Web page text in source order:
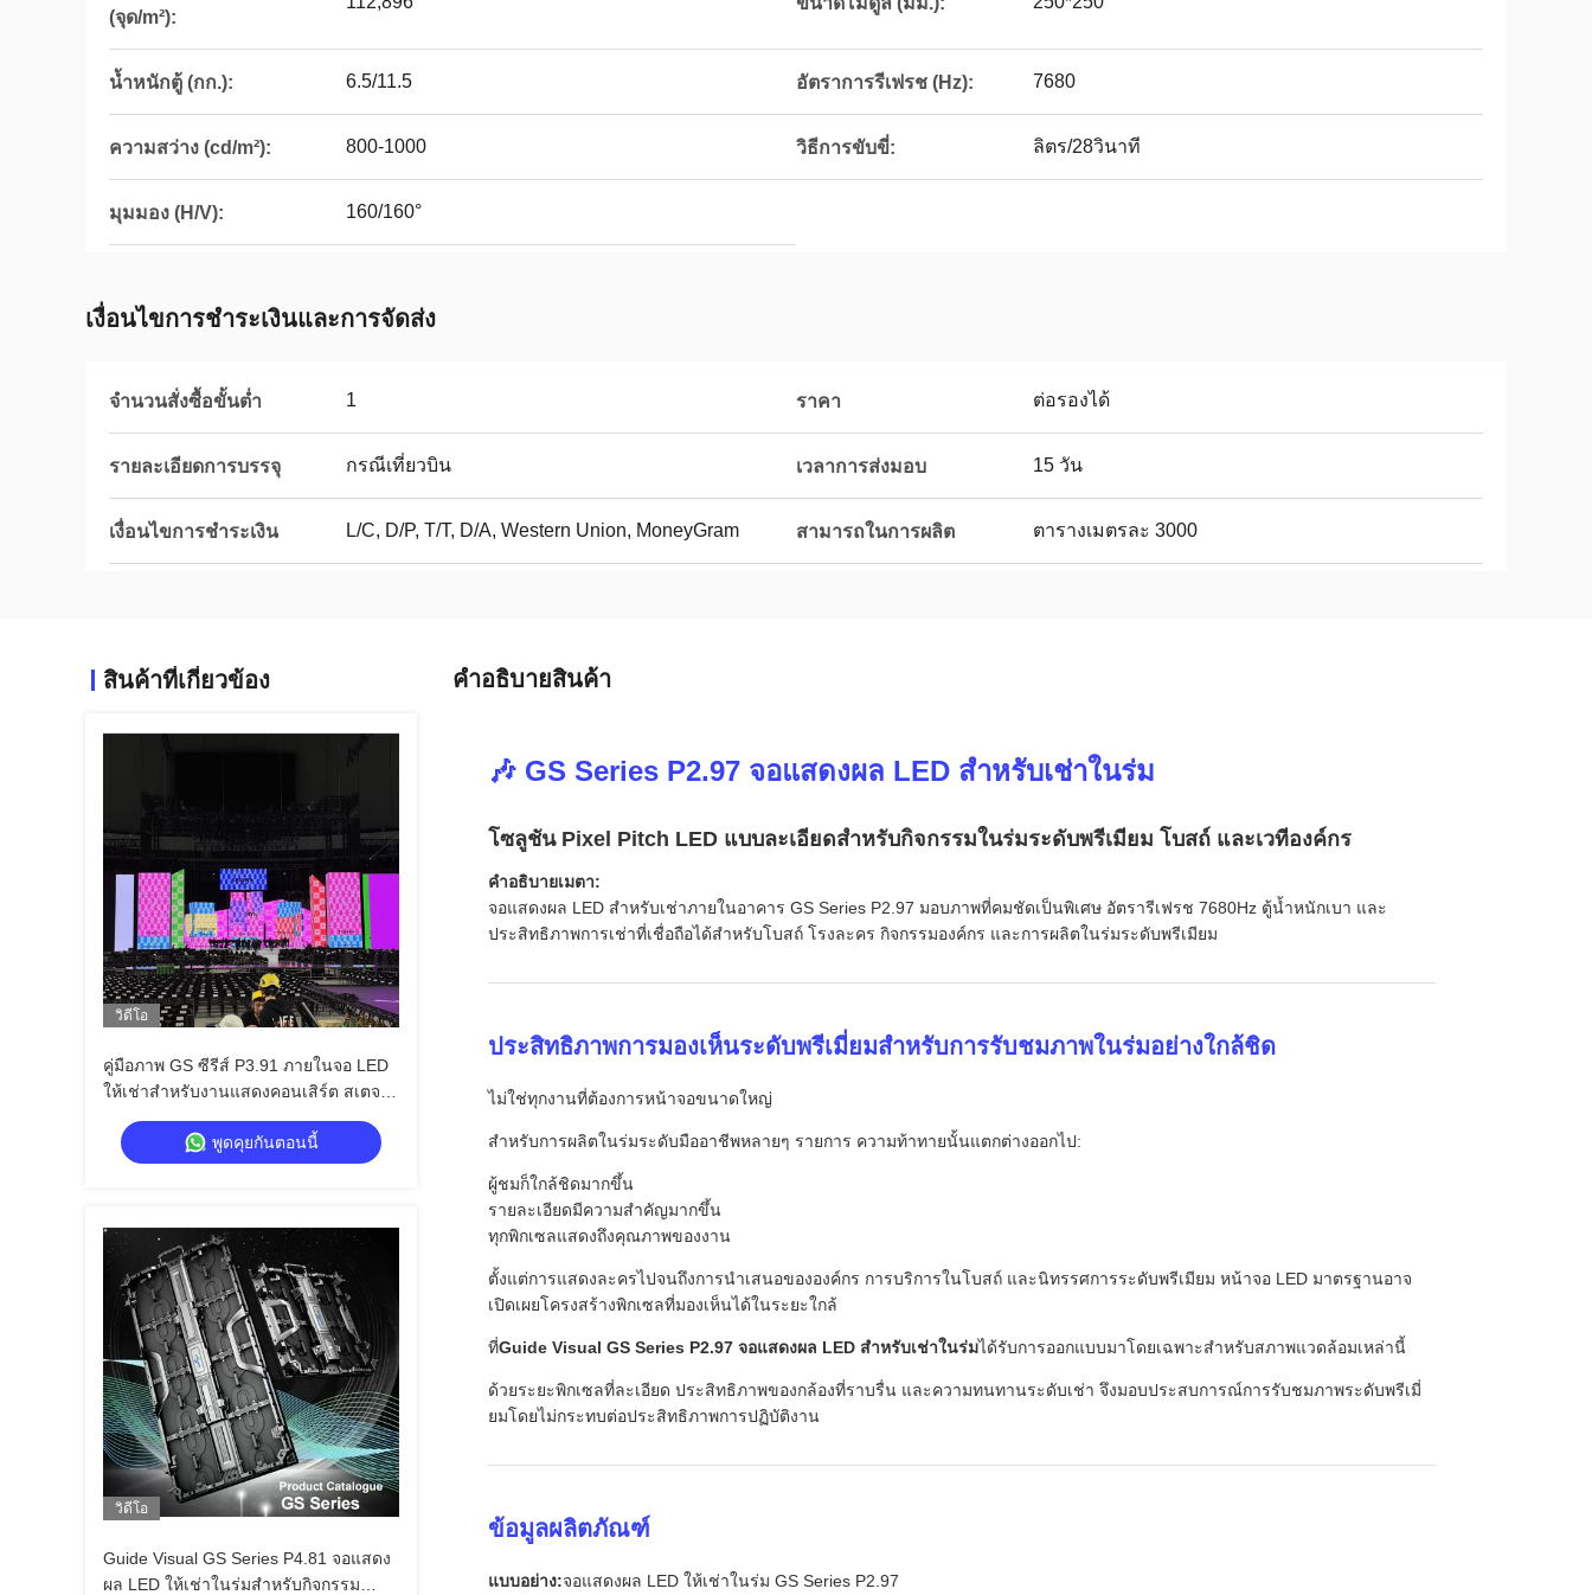
(จุด/m²):
น้ำหนักตู้ (กก.): 6.5/11.5 อัตราการรีเฟรช (Hz): 7680
ความสว่าง (cd/m²): 800-1000 วิธีการขับขี่: ลิตร/28วินาที
มุมมอง (H/V): 160/160°
เงื่อนไขการชําระเงินและการจัดส่ง
จำนวนสั่งซื้อขั้นต่ำ 1 ราคา ต่อรองได้
รายละเอียดการบรรจุ กรณีเที่ยวบิน เวลาการส่งมอบ 15 วัน
เงื่อนไขการชำระเงิน L/C, D/P, T/T, D/A, Western Union, MoneyGram สามารถในการผลิต ตารางเมตรละ 3000
สินค้าที่เกี่ยวข้อง
วิดีโอ
คู่มือภาพ GS ซีรีส์ P3.91 ภายในจอ LED
ให้เช่าสําหรับงานแสดงคอนเสิร์ต สเตจ
7680Hz Double Backup Fast Lock
พูดคุยกันตอนนี้
วิดีโอ
Guide Visual GS Series P4.81 จอแสดง
ผล LED ให้เช่าในร่มสำหรับกิจกรรม
คําอธิบายสินค้า
🎶 GS Series P2.97 จอแสดงผล LED สำหรับเช่าในร่ม
โซลูชัน Pixel Pitch LED แบบละเอียดสำหรับกิจกรรมในร่มระดับพรีเมียม โบสถ์ และเวทีองค์กร
คำอธิบายเมตา:
จอแสดงผล LED สำหรับเช่าภายในอาคาร GS Series P2.97 มอบภาพที่คมชัดเป็นพิเศษ อัตรารีเฟรช 7680Hz ตู้น้ำหนักเบา และ
ประสิทธิภาพการเช่าที่เชื่อถือได้สำหรับโบสถ์ โรงละคร กิจกรรมองค์กร และการผลิตในร่มระดับพรีเมียม
ประสิทธิภาพการมองเห็นระดับพรีเมี่ยมสำหรับการรับชมภาพในร่มอย่างใกล้ชิด
ไม่ใช่ทุกงานที่ต้องการหน้าจอขนาดใหญ่
สำหรับการผลิตในร่มระดับมืออาชีพหลายๆ รายการ ความท้าทายนั้นแตกต่างออกไป:
ผู้ชมก็ใกล้ชิดมากขึ้น
รายละเอียดมีความสำคัญมากขึ้น
ทุกพิกเซลแสดงถึงคุณภาพของงาน
ตั้งแต่การแสดงละครไปจนถึงการนำเสนอขององค์กร การบริการในโบสถ์ และนิทรรศการระดับพรีเมียม หน้าจอ LED มาตรฐานอาจ
เปิดเผยโครงสร้างพิกเซลที่มองเห็นได้ในระยะใกล้
ที่Guide Visual GS Series P2.97 จอแสดงผล LED สำหรับเช่าในร่มได้รับการออกแบบมาโดยเฉพาะสำหรับสภาพแวดล้อมเหล่านี้
ด้วยระยะพิกเซลที่ละเอียด ประสิทธิภาพของกล้องที่ราบรื่น และความทนทานระดับเช่า จึงมอบประสบการณ์การรับชมภาพระดับพรีเมี่
ยมโดยไม่กระทบต่อประสิทธิภาพการปฏิบัติงาน
ข้อมูลผลิตภัณฑ์
แบบอย่าง:จอแสดงผล LED ให้เช่าในร่ม GS Series P2.97